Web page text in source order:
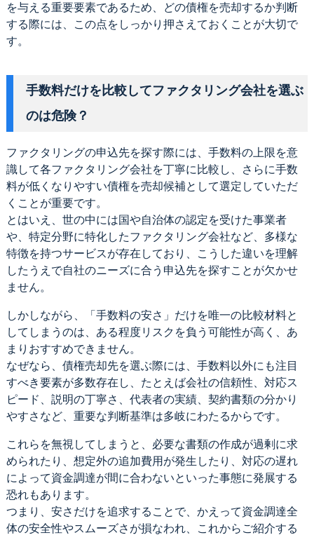
を与える重要要素であるため、どの債権を売却するか判断
する際には、この点をしっかり押さえておくことが大切で
す。
手数料だけを比較してファクタリング会社を選ぶ
のは危険？
ファクタリングの申込先を探す際には、手数料の上限を意
識して各ファクタリング会社を丁寧に比較し、さらに手数
料が低くなりやすい債権を売却候補として選定していただ
くことが重要です。
とはいえ、世の中には国や自治体の認定を受けた事業者
や、特定分野に特化したファクタリング会社など、多様な
特徴を持つサービスが存在しており、こうした違いを理解
したうえで自社のニーズに合う申込先を探すことが欠かせ
ません。
しかしながら、「手数料の安さ」だけを唯一の比較材料と
してしまうのは、ある程度リスクを負う可能性が高く、あ
まりおすすめできません。
なぜなら、債権売却先を選ぶ際には、手数料以外にも注目
すべき要素が多数存在し、たとえば会社の信頼性、対応ス
ピード、説明の丁寧さ、代表者の実績、契約書類の分かり
やすさなど、重要な判断基準は多岐にわたるからです。
これらを無視してしまうと、必要な書類の作成が過剰に求
められたり、想定外の追加費用が発生したり、対応の遅れ
によって資金調達が間に合わないといった事態に発展する
恐れもあります。
つまり、安さだけを追求することで、かえって資金調達全
体の安全性やスムーズさが損なわれ、これからご紹介する